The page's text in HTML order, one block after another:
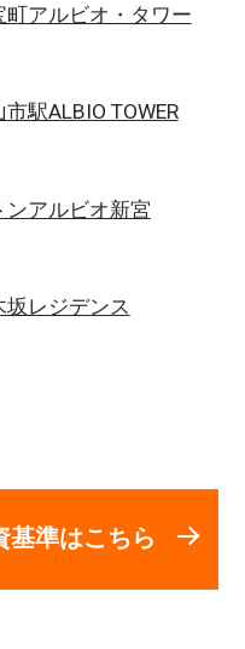
町アルビオ・タワー
駅ALBIO TOWER
ンアルビオ新宮
レジデンス
基準はこちら